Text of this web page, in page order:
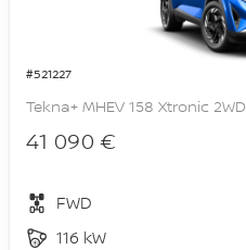
#521227
Tekna+ MHEV 158 Xtronic 2WD
41 090 €
FWD
116 kW